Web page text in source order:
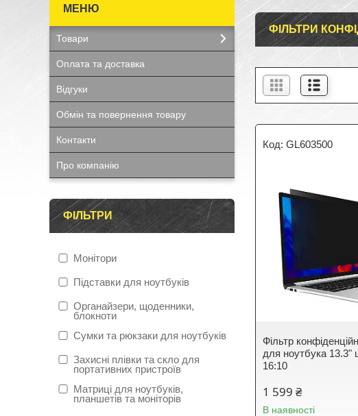
ФІЛЬТРИ
GL603500
Фільтр
для ноутбука 13.3"
16:10
1 599 ₴
В наявності
Товари
Оплата та доставка
Відгуки
Обмін та повернення товару
Контакти
Про компанію
ФІЛЬТРИ
Монітори
Підставки для ноутбуків
Органайзери, щоденники,
блокноти
Сумки та рюкзаки для ноутбуків
Захисні плівки та скло для
портативних пристроїв
Матриці для ноутбуків,
планшетів та моніторів